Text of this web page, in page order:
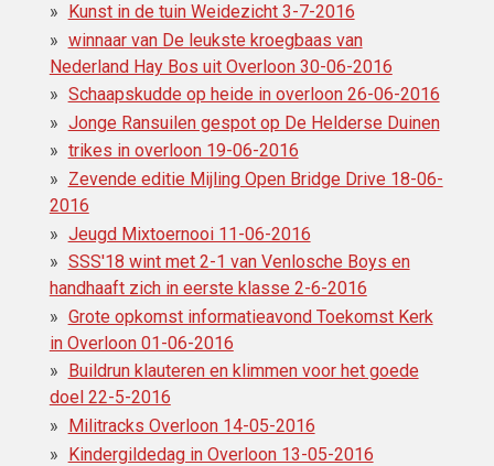
Kunst in de tuin Weidezicht 3-7-2016
winnaar van De leukste kroegbaas van
Nederland Hay Bos uit Overloon 30-06-2016
Schaapskudde op heide in overloon 26-06-2016
Jonge Ransuilen gespot op De Helderse Duinen
trikes in overloon 19-06-2016
Zevende editie Mijling Open Bridge Drive 18-06-
2016
Jeugd Mixtoernooi 11-06-2016
SSS'18 wint met 2-1 van Venlosche Boys en
handhaaft zich in eerste klasse 2-6-2016
Grote opkomst informatieavond Toekomst Kerk
in Overloon 01-06-2016
Buildrun klauteren en klimmen voor het goede
doel 22-5-2016
Militracks Overloon 14-05-2016
Kindergildedag in Overloon 13-05-2016